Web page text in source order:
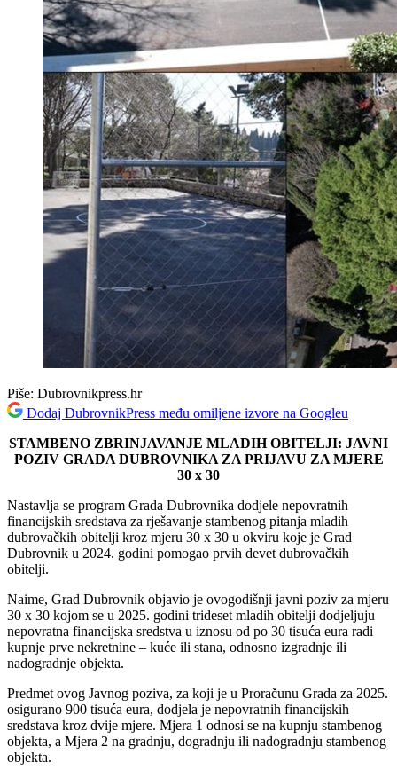
Piše: Dubrovnikpress.hr
Dodaj DubrovnikPress među omiljene izvore na Googleu
STAMBENO ZBRINJAVANJE MLADIH OBITELJI: JAVNI
POZIV GRADA DUBROVNIKA ZA PRIJAVU ZA MJERE
30 x 30
Nastavlja se program Grada Dubrovnika dodjele nepovratnih
financijskih sredstava za rješavanje stambenog pitanja mladih
dubrovačkih obitelji kroz mjeru 30 x 30 u okviru koje je Grad
Dubrovnik u 2024. godini pomogao prvih devet dubrovačkih
obitelji.
Naime, Grad Dubrovnik objavio je ovogodišnji javni poziv za mjeru
30 x 30 kojom se u 2025. godini trideset mladih obitelji dodjeljuju
nepovratna financijska sredstva u iznosu od po 30 tisuća eura radi
kupnje prve nekretnine – kuće ili stana, odnosno izgradnje ili
nadogradnje objekta.
Predmet ovog Javnog poziva, za koji je u Proračunu Grada za 2025.
osigurano 900 tisuća eura, dodjela je nepovratnih financijskih
sredstava kroz dvije mjere. Mjera 1 odnosi se na kupnju stambenog
objekta, a Mjera 2 na gradnju, dogradnju ili nadogradnju stambenog
objekta.